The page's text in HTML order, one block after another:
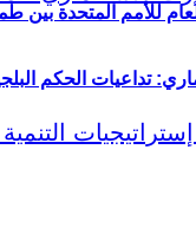
للأمم المتحدة بين
تداعيات الحكم